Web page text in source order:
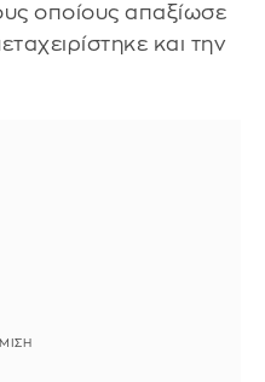
οποίους απαξίωσε
και την